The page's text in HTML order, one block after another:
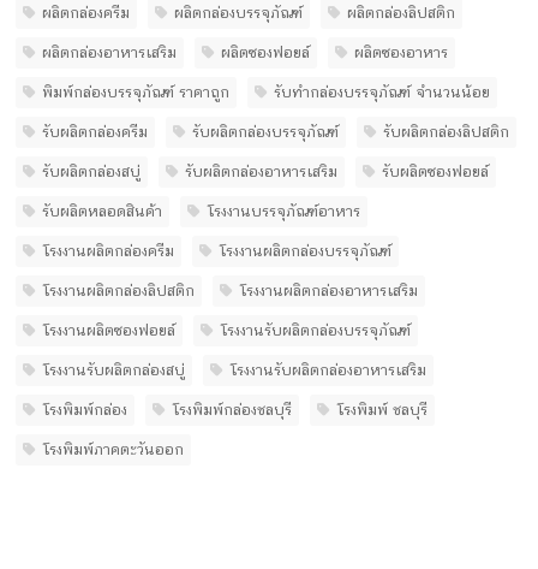
ผลิตกล่องครีม ผลิตกล่องบรรจุภัณฑ์ ผลิตกล่องลิปสติก
ผลิตกล่องอาหารเสริม ผลิตซองฟอยล์ ผลิตซองอาหาร
พิมพ์กล่องบรรจุภัณฑ์ ราคาถูก รับทํากล่องบรรจุภัณฑ์ จํานวนน้อย
รับผลิตกล่องครีม รับผลิตกล่องบรรจุภัณฑ์ รับผลิตกล่องลิปสติก
รับผลิตกล่องสบู่ รับผลิตกล่องอาหารเสริม รับผลิตซองฟอยล์
รับผลิตหลอดสินค้า โรงงานบรรจุภัณฑ์อาหาร
โรงงานผลิตกล่องครีม โรงงานผลิตกล่องบรรจุภัณฑ์
โรงงานผลิตกล่องลิปสติก โรงงานผลิตกล่องอาหารเสริม
โรงงานผลิตซองฟอยล์ โรงงานรับผลิตกล่องบรรจุภัณฑ์
โรงงานรับผลิตกล่องสบู่ โรงงานรับผลิตกล่องอาหารเสริม
โรงพิมพ์กล่อง โรงพิมพ์กล่องชลบุรี โรงพิมพ์ ชลบุรี
โรงพิมพ์ภาคตะวันออก